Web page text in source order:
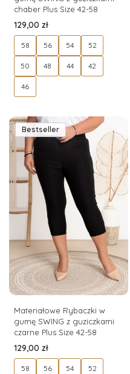
chaber Plus Size 42-58
Cena
129,00 zł
58 56 54 52
50 48 44 42
46
Bestseller
Materiałowe Rybaczki w
gumę SWING z guziczkami
czarne Plus Size 42-58
Cena
129,00 zł
58 56 54 52